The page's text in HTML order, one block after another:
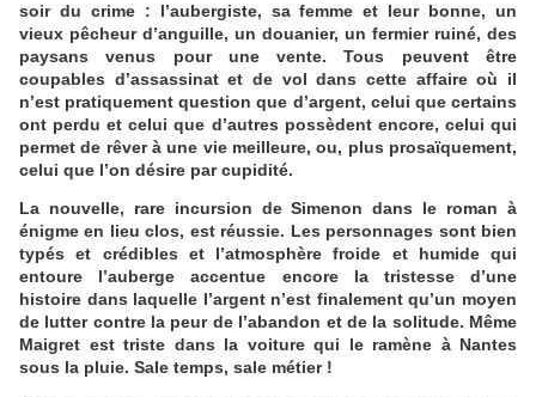
soir du crime : l’aubergiste, sa femme et leur bonne, un
vieux pêcheur d’anguille, un douanier, un fermier ruiné, des
paysans venus pour une vente. Tous peuvent être
coupables d’assassinat et de vol dans cette affaire où il
n’est pratiquement question que d’argent, celui que certains
ont perdu et celui que d’autres possèdent encore, celui qui
permet de rêver à une vie meilleure, ou, plus prosaïquement,
celui que l’on désire par cupidité.
La nouvelle, rare incursion de Simenon dans le roman à
énigme en lieu clos, est réussie. Les personnages sont bien
typés et crédibles et l’atmosphère froide et humide qui
entoure l’auberge accentue encore la tristesse d’une
histoire dans laquelle l’argent n’est finalement qu’un moyen
de lutter contre la peur de l’abandon et de la solitude. Même
Maigret est triste dans la voiture qui le ramène à Nantes
sous la pluie. Sale temps, sale métier !